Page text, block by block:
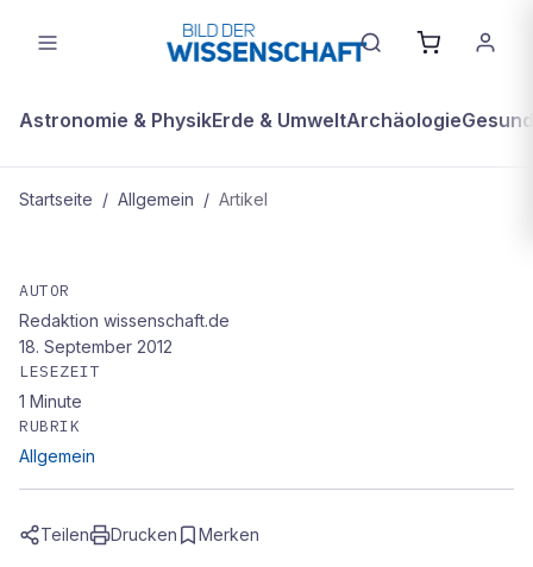
Astronomie & PhysikErde & UmweltArchäologie
Startseite / Allgemein / Artikel
Der Schatz von Erstfeld
AUTOR
Redaktion wissenschaft.de
18. September 2012
LESEZEIT
1 Minute
RUBRIK
Allgemein
Teilen Drucken Merken